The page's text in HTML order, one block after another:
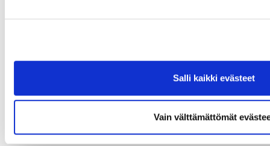
Salli kaikki evästeet
Vain välttämättömät
smoothieita koko päivän ajan
tapahtuman infotiskillä (1. krs).
8.30 - 15.30Kioskissa (1. krs) ja ravintola
suolaista ja makeaa tarjolla koko päivän
8.30 – 15.30Merimessuillarunsas